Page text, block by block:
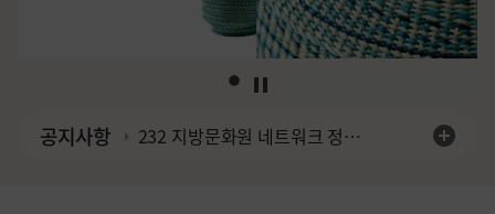
1
공지사항
232 지방문화원 네트워크 정책